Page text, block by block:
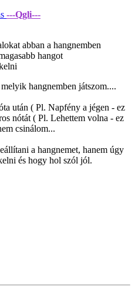
---Qgli---
abban a hangnemben
hangot
hangnemben játszom....
után ( Pl. Napfény a jégen - ez
nótát ( Pl. Lehettem volna - ez
csinálom...
a hangnemet, hanem úgy
és hogy hol szól jól.